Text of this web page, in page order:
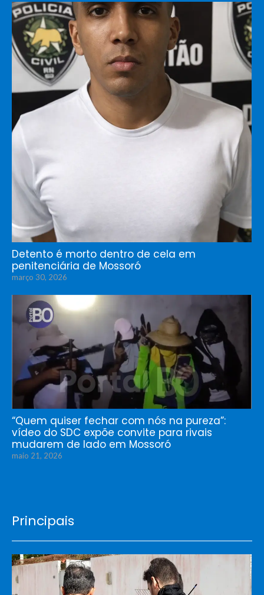
Detento é morto dentro de cela em
penitenciária de Mossoró
março 30, 2026
“Quem quiser fechar com nós na pureza”:
vídeo do SDC expõe convite para rivais
mudarem de lado em Mossoró
maio 21, 2026
Principais